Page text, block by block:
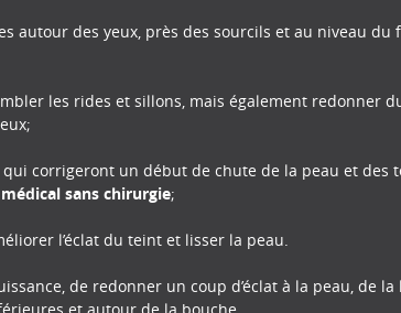
autour des yeux, près des sourcils et au niveau
les rides et sillons, mais également redonner
qui corrigeront un début de chute de la peau et des
sans chirurgie;
l’éclat du teint et lisser la peau.
de redonner un coup d’éclat à la peau, de
et autour de la bouche.